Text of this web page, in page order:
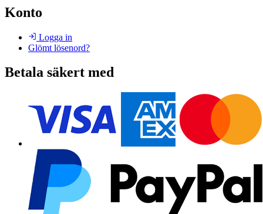
Konto
Logga in
Glömt lösenord?
Betala säkert med